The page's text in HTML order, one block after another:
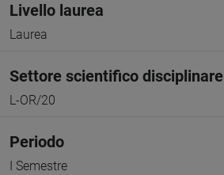
Livello laurea
Laurea
Settore scientifico disciplinare
L-OR/20
Periodo
I Semestre